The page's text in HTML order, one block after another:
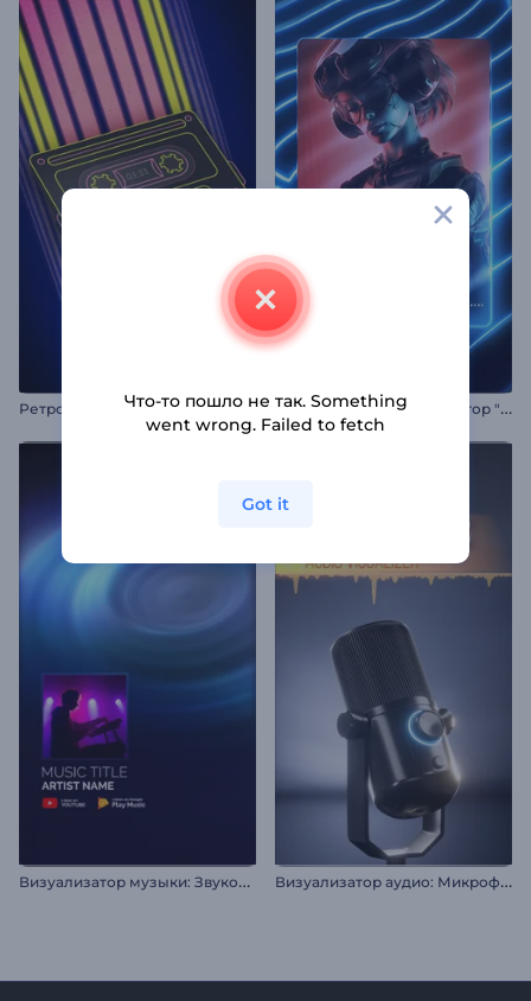
Р
етро Кассетный Музыкальный Визуализатор М
узыкальный визуализатор "Неоновые линии"
В
изуализатор музыки: Звуковой резонанс В
изуализатор аудио: Микрофон для подкаста
Что-то пошло не так. Something
went wrong. Failed to fetch
Got it